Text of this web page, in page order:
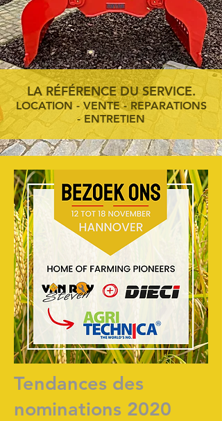
LA RÉFÉRENCE DU SERVICE.
LOCATION - VENTE - REPARATIONS
- ENTRETIEN
Tendances des
nominations 2020